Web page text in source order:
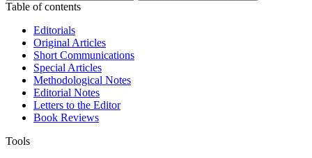
Table of contents
Editorials
Original Articles
Short Communications
Special Articles
Methodological Notes
Editorial Notes
Letters to the Editor
Book Reviews
Tools